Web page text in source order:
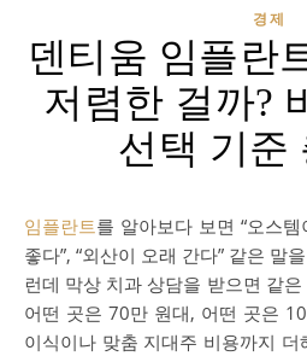
경제
덴티움 임플란
저렴한 걸까?
선택 기준
임플란트를 알아보다 보면 “오스템
좋다”, “외산이 오래 간다” 같은 말
런데 막상 치과 상담을 받으면 같
어떤 곳은 70만 원대, 어떤 곳은
이식이나 맞춤 지대주 비용까지